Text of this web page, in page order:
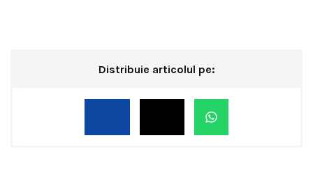
Distribuie articolul pe: